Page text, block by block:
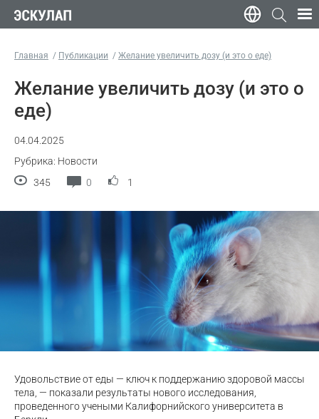
Главная Публикации Желание увеличить дозу (и это о еде)
Желание увеличить дозу (и это о
еде)
04.04.2025
Рубрика: Новости
345
0 1
Удовольствие от еды — ключ к поддержанию здоровой массы
тела, — показали результаты нового исследования,
проведенного учеными Калифорнийского университета в